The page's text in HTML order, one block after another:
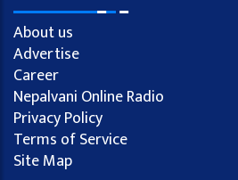
About us
Advertise
Career
Nepalvani Online Radio
Privacy Policy
Terms of Service
Site Map